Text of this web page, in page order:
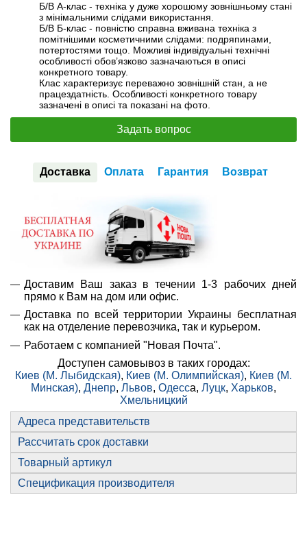
Б/В А-клас - техніка у дуже хорошому зовнішньому стані
з мінімальними слідами використання.
Б/В Б-клас - повністю справна вживана техніка з
помітнішими косметичними слідами: подряпинами,
потертостями тощо. Можливі індивідуальні технічні
особливості обов’язково зазначаються в описі
конкретного товару.
Клас характеризує переважно зовнішній стан, а не
працездатність. Особливості конкретного товару
зазначені в описі та показані на фото.
Задать вопрос
Доставка Оплата Гарантия Возврат
Доставим Ваш заказ в течении 1-3 рабочих дней
прямо к Вам на дом или офис.
Доставка по всей территории Украины бесплатная
как на отделение перевозчика, так и курьером.
Работаем с компанией "Новая Почта".
Доступен самовывоз в таких городах:
Киев (М. Лыбидская), Киев (М. Олимпийская), Киев (М.
Минская), Днепр, Львов, Одесса, Луцк, Харьков,
Хмельницкий
Адреса представительств
Рассчитать срок доставки
Товарный артикул
Спецификация производителя